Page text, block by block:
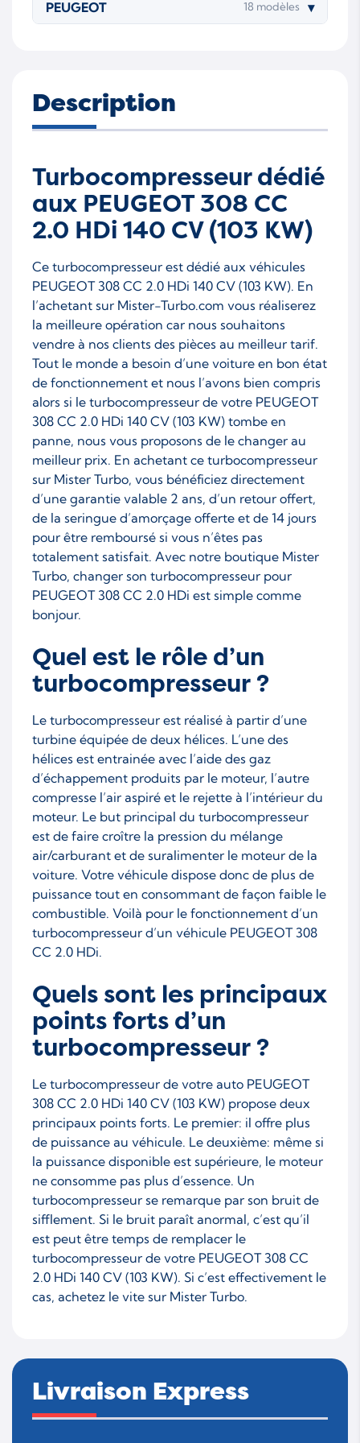
PEUGEOT 18 modèles ▾
Description
Turbocompresseur dédié
aux PEUGEOT 308 CC
2.0 HDi 140 CV (103 KW)
Ce turbocompresseur est dédié aux véhicules
PEUGEOT 308 CC 2.0 HDi 140 CV (103 KW). En
l’achetant sur Mister-Turbo.com vous réaliserez
la meilleure opération car nous souhaitons
vendre à nos clients des pièces au meilleur tarif.
Tout le monde a besoin d’une voiture en bon état
de fonctionnement et nous l’avons bien compris
alors si le turbocompresseur de votre PEUGEOT
308 CC 2.0 HDi 140 CV (103 KW) tombe en
panne, nous vous proposons de le changer au
meilleur prix. En achetant ce turbocompresseur
sur Mister Turbo, vous bénéficiez directement
d’une garantie valable 2 ans, d’un retour offert,
de la seringue d’amorçage offerte et de 14 jours
pour être remboursé si vous n’êtes pas
totalement satisfait. Avec notre boutique Mister
Turbo, changer son turbocompresseur pour
PEUGEOT 308 CC 2.0 HDi est simple comme
bonjour.
Quel est le rôle d’un
turbocompresseur ?
Le turbocompresseur est réalisé à partir d’une
turbine équipée de deux hélices. L’une des
hélices est entrainée avec l’aide des gaz
d’échappement produits par le moteur, l’autre
compresse l’air aspiré et le rejette à l’intérieur du
moteur. Le but principal du turbocompresseur
est de faire croître la pression du mélange
air/carburant et de suralimenter le moteur de la
voiture. Votre véhicule dispose donc de plus de
puissance tout en consommant de façon faible le
combustible. Voilà pour le fonctionnement d’un
turbocompresseur d’un véhicule PEUGEOT 308
CC 2.0 HDi.
Quels sont les principaux
points forts d’un
turbocompresseur ?
Le turbocompresseur de votre auto PEUGEOT
308 CC 2.0 HDi 140 CV (103 KW) propose deux
principaux points forts. Le premier: il offre plus
de puissance au véhicule. Le deuxième: même si
la puissance disponible est supérieure, le moteur
ne consomme pas plus d’essence. Un
turbocompresseur se remarque par son bruit de
sifflement. Si le bruit paraît anormal, c’est qu’il
est peut être temps de remplacer le
turbocompresseur de votre PEUGEOT 308 CC
2.0 HDi 140 CV (103 KW). Si c’est effectivement le
cas, achetez le vite sur Mister Turbo.
Livraison Express